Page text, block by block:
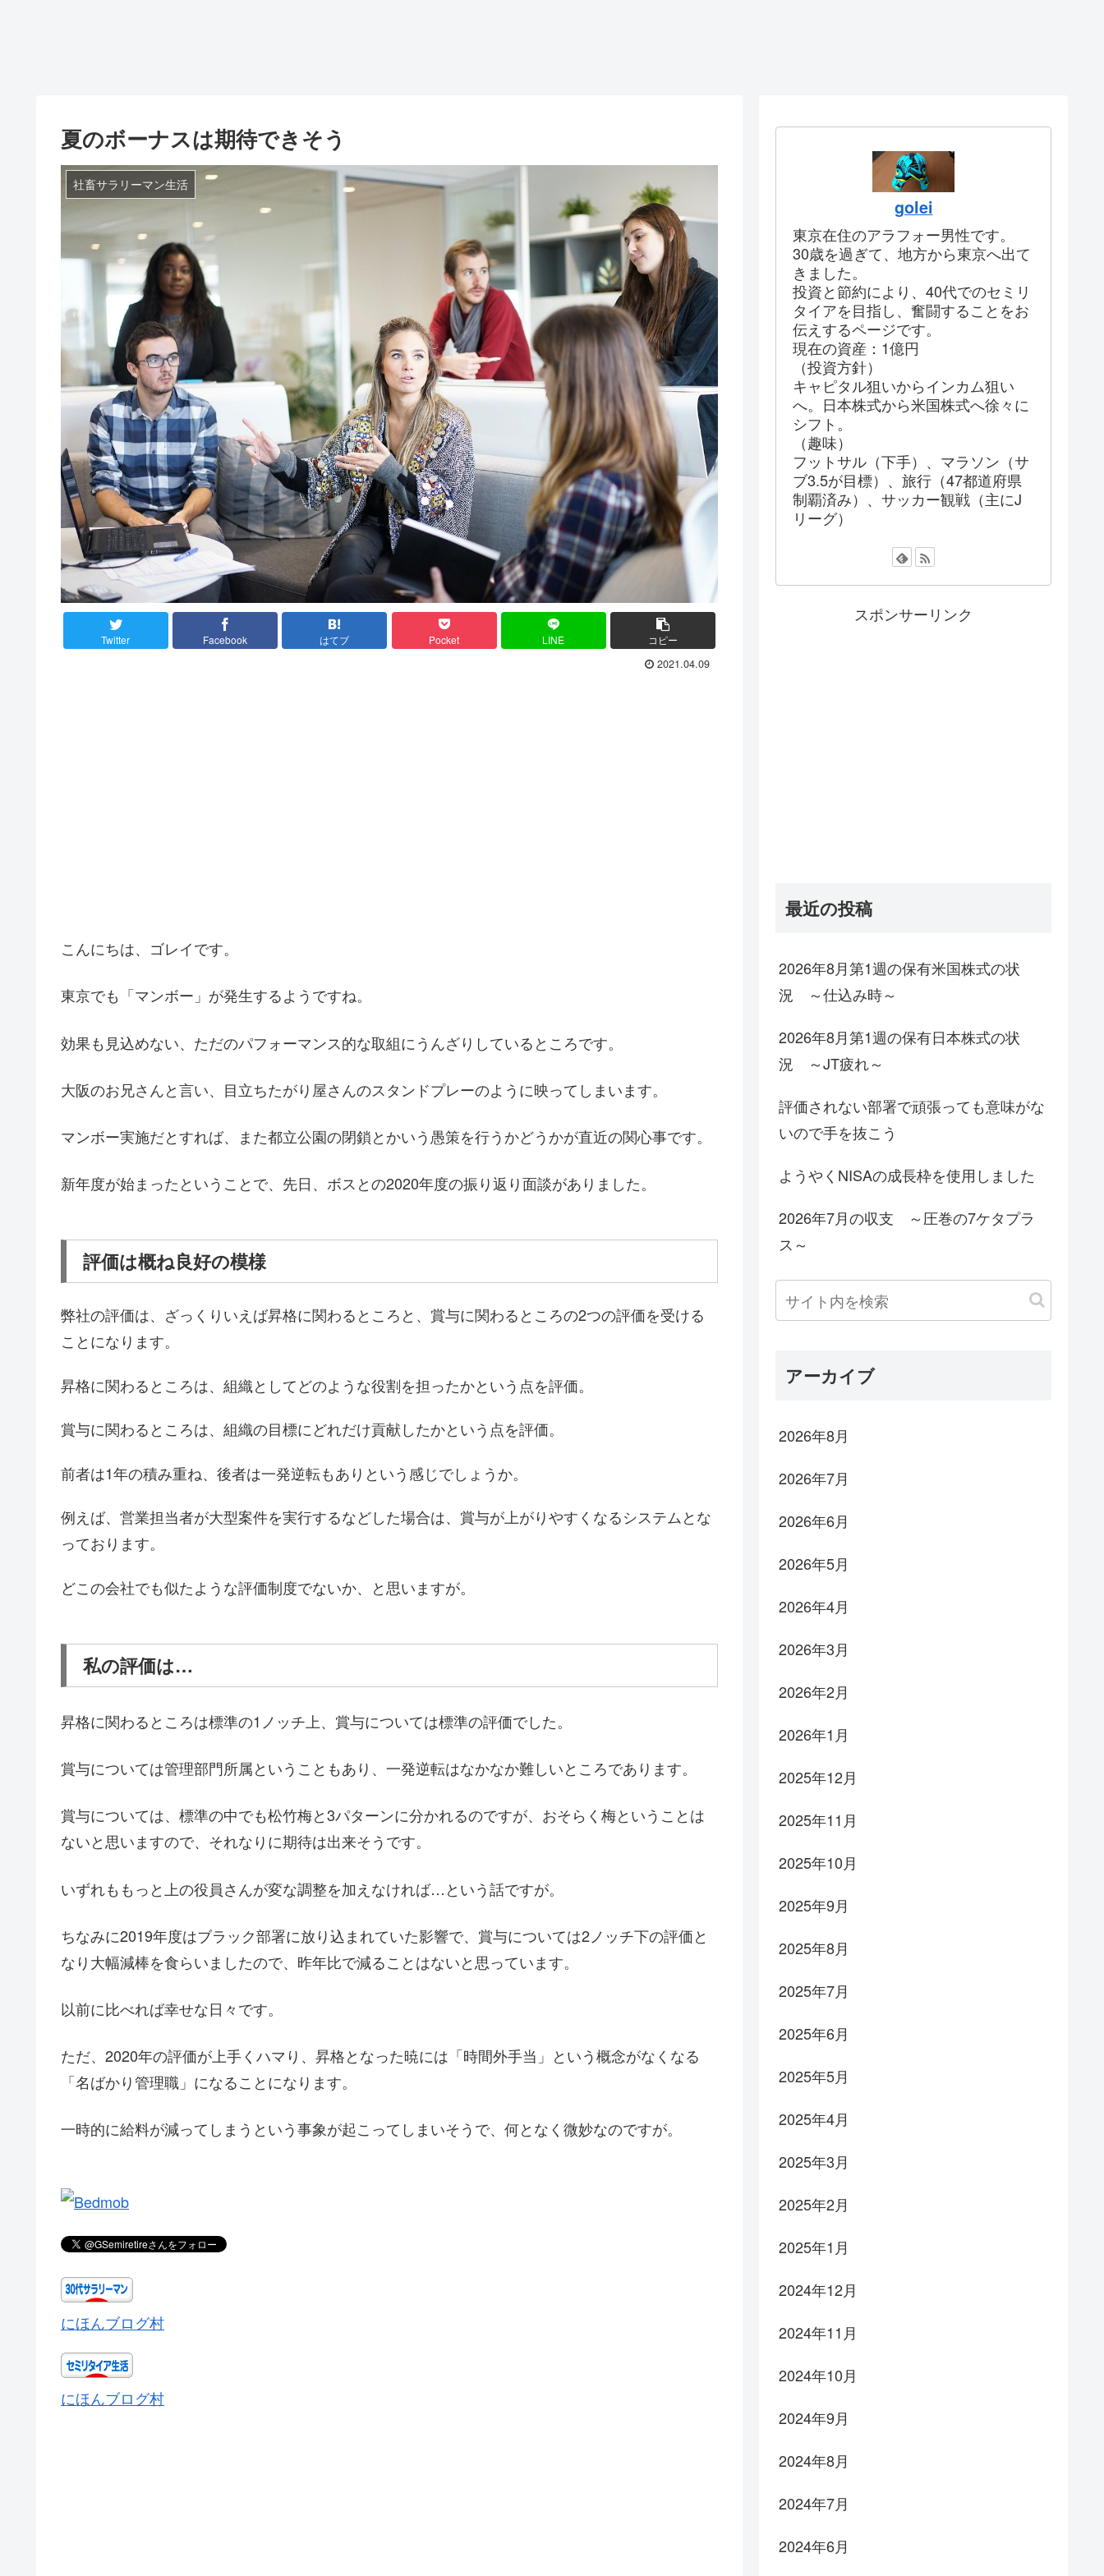
夏のボーナスは期待できそう
社畜サラリーマン生活
Twitter Facebook はてブ Pocket LINE コピー
2021.04.09
こんにちは、ゴレイです。
東京でも「マンボー」が発生するようですね。
効果も見込めない、ただのパフォーマンス的な取組にうんざりしているところです。
大阪のお兄さんと言い、目立ちたがり屋さんのスタンドプレーのように映ってしまいます。
マンボー実施だとすれば、また都立公園の閉鎖とかいう愚策を行うかどうかが直近の関心事です。
新年度が始まったということで、先日、ボスとの2020年度の振り返り面談がありました。
評価は概ね良好の模様
弊社の評価は、ざっくりいえば昇格に関わるところと、賞与に関わるところの2つの評価を受ける
ことになります。
昇格に関わるところは、組織としてどのような役割を担ったかという点を評価。
賞与に関わるところは、組織の目標にどれだけ貢献したかという点を評価。
前者は1年の積み重ね、後者は一発逆転もありという感じでしょうか。
例えば、営業担当者が大型案件を実行するなどした場合は、賞与が上がりやすくなるシステムとな
っております。
どこの会社でも似たような評価制度でないか、と思いますが。
私の評価は…
昇格に関わるところは標準の1ノッチ上、賞与については標準の評価でした。
賞与については管理部門所属ということもあり、一発逆転はなかなか難しいところであります。
賞与については、標準の中でも松竹梅と3パターンに分かれるのですが、おそらく梅ということは
ないと思いますので、それなりに期待は出来そうです。
いずれももっと上の役員さんが変な調整を加えなければ…という話ですが。
ちなみに2019年度はブラック部署に放り込まれていた影響で、賞与については2ノッチ下の評価と
なり大幅減棒を食らいましたので、昨年比で減ることはないと思っています。
以前に比べれば幸せな日々です。
ただ、2020年の評価が上手くハマり、昇格となった暁には「時間外手当」という概念がなくなる
「名ばかり管理職」になることになります。
一時的に給料が減ってしまうという事象が起こってしまいそうで、何となく微妙なのですが。
にほんブログ村
にほんブログ村
golei
東京在住のアラフォー男性です。
30歳を過ぎて、地方から東京へ出て
きました。
投資と節約により、40代でのセミリ
タイアを目指し、奮闘することをお
伝えするページです。
現在の資産：1億円
（投資方針）
キャピタル狙いからインカム狙い
へ。日本株式から米国株式へ徐々に
シフト。
（趣味）
フットサル（下手）、マラソン（サ
ブ3.5が目標）、旅行（47都道府県
制覇済み）、サッカー観戦（主にJ
リーグ）
スポンサーリンク
最近の投稿
2026年8月第1週の保有米国株式の状
況 ～仕込み時～
2026年8月第1週の保有日本株式の状
況 ～JT疲れ～
評価されない部署で頑張っても意味がな
いので手を抜こう
ようやくNISAの成長枠を使用しました
2026年7月の収支 ～圧巻の7ケタプラ
ス～
アーカイブ
2026年8月
2026年7月
2026年6月
2026年5月
2026年4月
2026年3月
2026年2月
2026年1月
2025年12月
2025年11月
2025年10月
2025年9月
2025年8月
2025年7月
2025年6月
2025年5月
2025年4月
2025年3月
2025年2月
2025年1月
2024年12月
2024年11月
2024年10月
2024年9月
2024年8月
2024年7月
2024年6月